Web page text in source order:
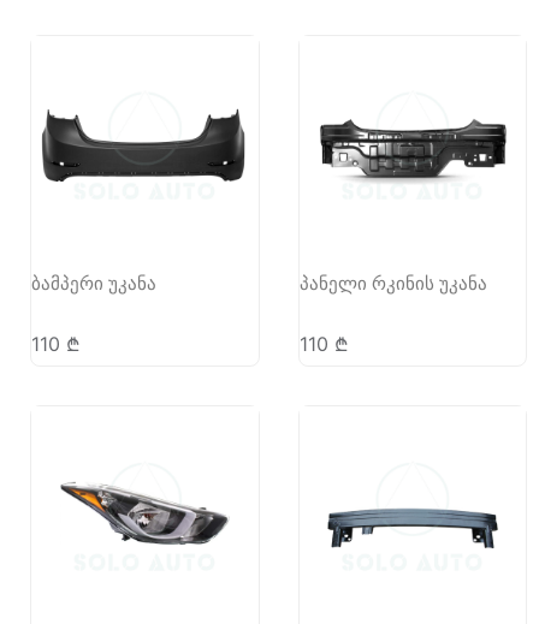
ბამპერი უკანა
110 ₾
პანელი რკინის უკანა
110 ₾